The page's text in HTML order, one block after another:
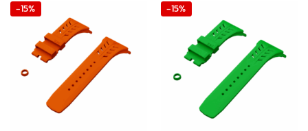
-15% -15%